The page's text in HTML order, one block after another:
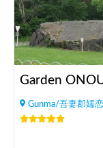
Garden
Gunma/吾妻郡嬬